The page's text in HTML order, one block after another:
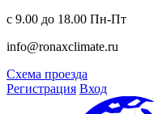
с 9.00 до 18.00 Пн-Пт
info@ronaxclimate.ru
Схема проезда
Регистрация Вход